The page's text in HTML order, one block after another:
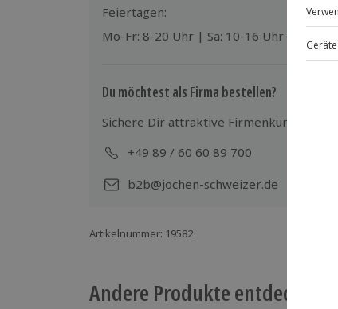
Feiertagen:
Mo-Fr: 8-20 Uhr | Sa: 10-16 Uhr
Du möchtest als Firma bestellen?
Sichere Dir attraktive Firmenkunden
+49 89 / 60 60 89 700
b2b@jochen-schweizer.de
Artikelnummer: 19582
Andere Produkte entdecken